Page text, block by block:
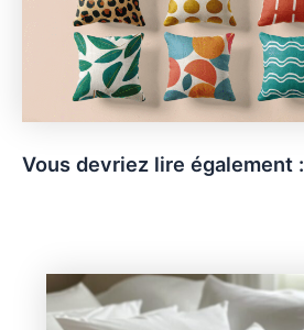
Vous devriez lire également :